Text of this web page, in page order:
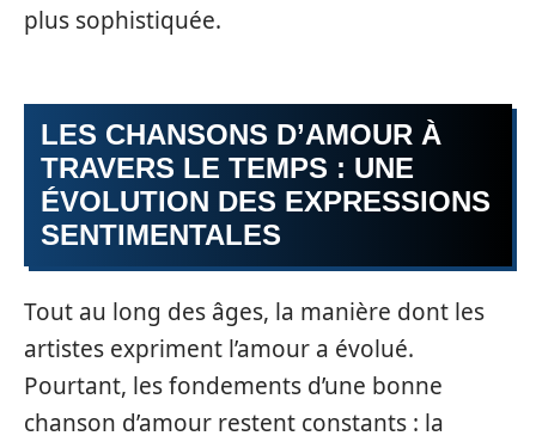
plus sophistiquée.
LES CHANSONS D’AMOUR À
TRAVERS LE TEMPS : UNE
ÉVOLUTION DES EXPRESSIONS
SENTIMENTALES
Tout au long des âges, la manière dont les
artistes expriment l’amour a évolué.
Pourtant, les fondements d’une bonne
chanson d’amour restent constants : la